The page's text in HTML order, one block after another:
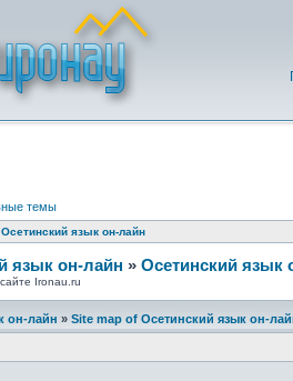
темы
язык он-лайн
язык он-лайн » Осетинский язык
Ironau.ru
он-лайн » Site map of Осетинский язык он-